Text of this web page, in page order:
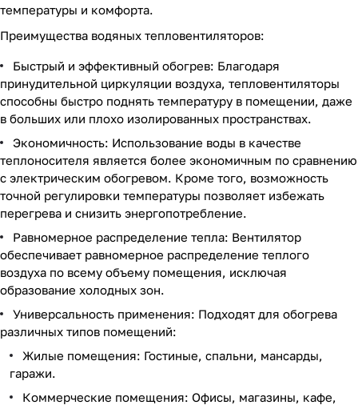
температуры и комфорта.
Преимущества водяных тепловентиляторов:
Быстрый и эффективный обогрев: Благодаря
принудительной циркуляции воздуха, тепловентиляторы
способны быстро поднять температуру в помещении, даже
в больших или плохо изолированных пространствах.
Экономичность: Использование воды в качестве
теплоносителя является более экономичным по сравнению
с электрическим обогревом. Кроме того, возможность
точной регулировки температуры позволяет избежать
перегрева и снизить энергопотребление.
Равномерное распределение тепла: Вентилятор
обеспечивает равномерное распределение теплого
воздуха по всему объему помещения, исключая
образование холодных зон.
Универсальность применения: Подходят для обогрева
различных типов помещений:
Жилые помещения: Гостиные, спальни, мансарды,
гаражи.
Коммерческие помещения: Офисы, магазины, кафе,